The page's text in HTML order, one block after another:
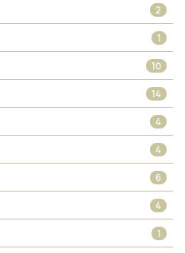
2
1
10
14
4
4
6
4
1